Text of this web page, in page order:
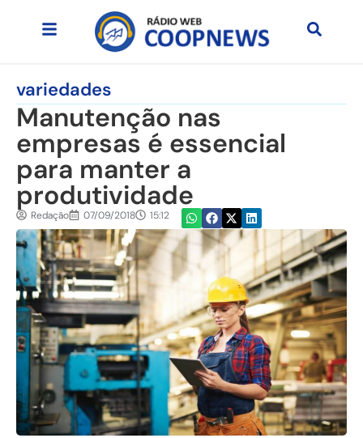
variedades
Manutenção nas
empresas é essencial
para manter a
produtividade
Redação 07/09/2018 15:12